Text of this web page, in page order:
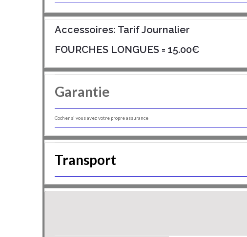
Accessoires: Tarif Journalier
FOURCHES LONGUES = 15.00€
Garantie
Cocher si vous avez votre propre assurance
Transport